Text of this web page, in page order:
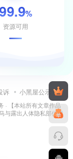
%
资源可用
诉 小黑屋公示
· 【本站所有文章作品
与露出人体隐私部位投